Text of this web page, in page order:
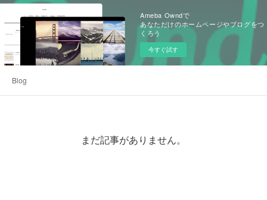
Ameba Owndで
あなただけのホームページやブログをつ
くろう
今すぐ試す
Blog
まだ記事がありません。